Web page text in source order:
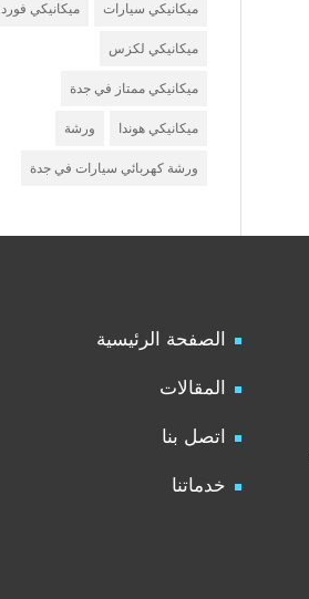
ميكانيكي سيارات ميكانيكي فورد
ميكانيكي لكزس
ميكانيكي ممتاز في جدة
ميكانيكي هوندا ورشة
ورشة كهربائي سيارات في جدة
الصفحة الرئيسية
المقالات
اتصل بنا
خدماتنا